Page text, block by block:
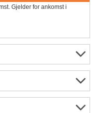
Gjelder for ankomst i